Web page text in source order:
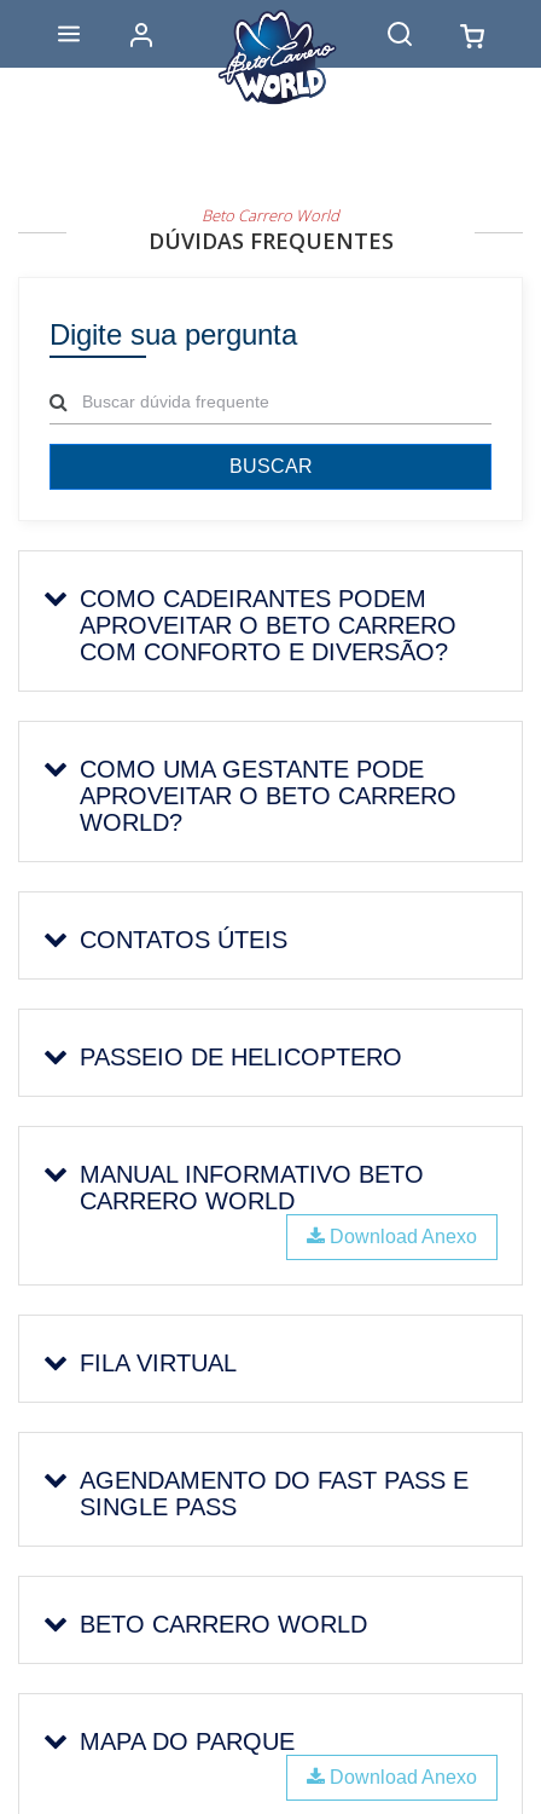
Beto Carrero World
DÚVIDAS FREQUENTES
Digite sua pergunta
BUSCAR
COMO CADEIRANTES PODEM
APROVEITAR O BETO CARRERO
COM CONFORTO E DIVERSÃO?
COMO UMA GESTANTE PODE
APROVEITAR O BETO CARRERO
WORLD?
CONTATOS ÚTEIS
PASSEIO DE HELICOPTERO
MANUAL INFORMATIVO BETO
CARRERO WORLD
Download Anexo
FILA VIRTUAL
AGENDAMENTO DO FAST PASS E
SINGLE PASS
BETO CARRERO WORLD
MAPA DO PARQUE
Download Anexo